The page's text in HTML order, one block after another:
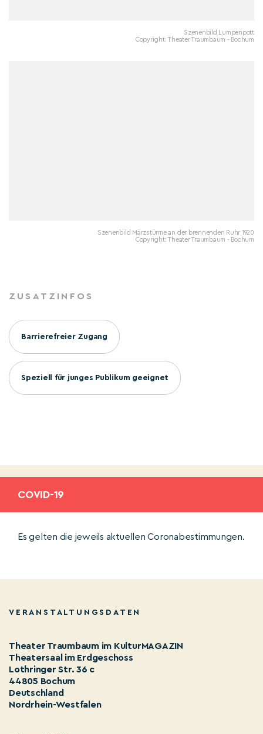
Szenenbild Lumpenpott
Copyright: Theater Traumbaum - Bochum
Szenenbild Märzstürme an der brennenden Ruhr 1920
Copyright: Theater Traumbaum - Bochum
ZUSATZINFOS
Barrierefreier Zugang
Speziell für junges Publikum geeignet
COVID-19
Es gelten die jeweils aktuellen Coronabestimmungen.
VERANSTALTUNGSDATEN
Theater Traumbaum im KulturMAGAZIN
Theatersaal im Erdgeschoss
Lothringer Str. 36 c
44805 Bochum
Deutschland
Nordrhein-Westfalen